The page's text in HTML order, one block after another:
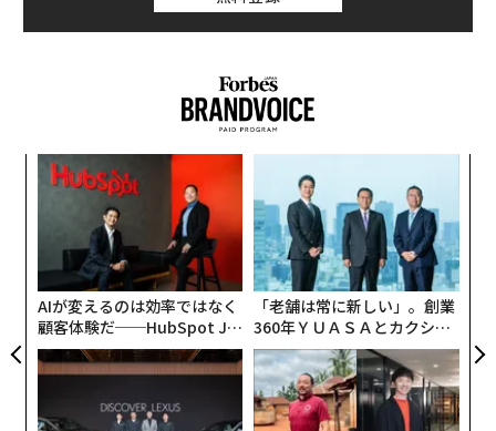
AIが変えるのは効率ではなく
顧客体験だ──HubSpot Ja
panが語る「Grow Better」
な組織のつくり方
「老舗は常に新しい」。創業
360年ＹＵＡＳＡとカクシン
CEO田尻望が語る、AIを超え
る人の価値